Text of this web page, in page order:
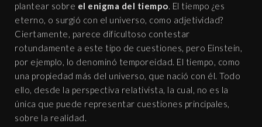
plantear sobre el enigma del tiempo. El tiempo ¿es
eterno, o surgió con el universo, como adjetividad?
Ciertamente, parece dificultoso contestar
rotundamente a este tipo de cuestiones, pero Einstein,
por ejemplo, lo denominó temporeidad. El tiempo, como
una propiedad más del universo, que nació con él. Todo
ello, desde la perspectiva relativista, la cual, no es la
única que puede representar cuestiones principales,
sobre la realidad.